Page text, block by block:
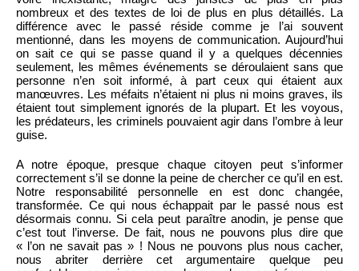
nombreux et des textes de loi de plus en plus détaillés. La
différence avec le passé réside comme je l’ai souvent
mentionné, dans les moyens de communication. Aujourd’hui
on sait ce qui se passe quand il y a quelques décennies
seulement, les mêmes événements se déroulaient sans que
personne n’en soit informé, à part ceux qui étaient aux
manœuvres. Les méfaits n’étaient ni plus ni moins graves, ils
étaient tout simplement ignorés de la plupart. Et les voyous,
les prédateurs, les criminels pouvaient agir dans l’ombre à leur
guise.
A notre époque, presque chaque citoyen peut s’informer
correctement s’il se donne la peine de chercher ce qu’il en est.
Notre responsabilité personnelle en est donc changée,
transformée. Ce qui nous échappait par le passé nous est
désormais connu. Si cela peut paraître anodin, je pense que
c’est tout l’inverse. De fait, nous ne pouvons plus dire que
« l’on ne savait pas » ! Nous ne pouvons plus nous cacher,
nous abriter derrière cet argumentaire quelque peu